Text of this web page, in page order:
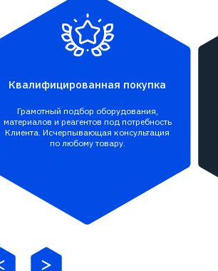
Квалифицированная покупка
Грамотный подбор оборудования,
материалов и реагентов под потребность
Клиента. Исчерпывающая консультация
по любому товару.